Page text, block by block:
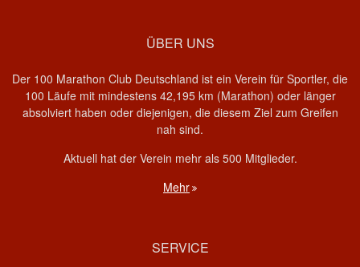
ÜBER UNS
Der 100 Marathon Club Deutschland ist ein Verein für Sportler, die
100 Läufe mit mindestens 42,195 km (Marathon) oder länger
absolviert haben oder diejenigen, die diesem Ziel zum Greifen
nah sind.
Aktuell hat der Verein mehr als 500 Mitglieder.
Mehr
SERVICE